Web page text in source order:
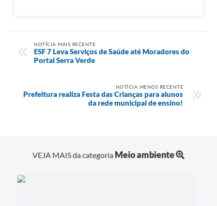
NOTÍCIA MAIS RECENTE
ESF 7 Leva Serviços de Saúde até Moradores do
Portal Serra Verde
NOTÍCIA MENOS RECENTE
Prefeitura realiza Festa das Crianças para alunos
da rede municipal de ensino!
VEJA MAIS da categoria Meio ambiente